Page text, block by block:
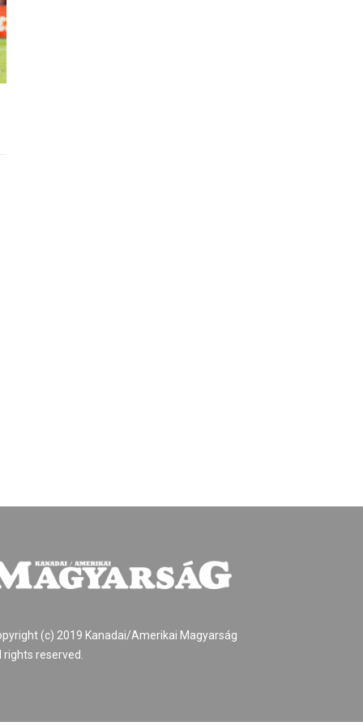
(c) 2019 Kanadai/Amerikai Magyarság
rights reserved.